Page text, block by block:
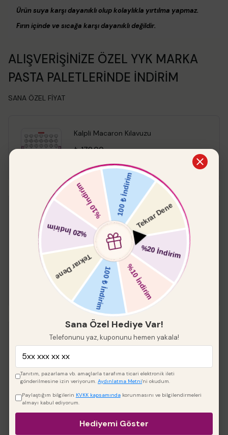
Ürün suya karşı dayanıklı olup kolaylıkla yırtılma yapmaz.
Fırın içinde ve sıcağa karşı dayanıklı değildir.
ALIŞVERİŞİNİZE ÖZEL YYK MARKA
PASTA PALETLERİNDE İNDİRİM
SANA ÖZEL FİYAT
Kalpli Macaron Kılavuzu
₺ 179.00
Pasta Paleti Küt
%15
₺ 549.00
₺ 466.65
Boyut
Keskin Kenar Yuvarlak
Pleksi 2 li
%20
₺ 288.00 ₺ 230.40
Çap
Sana Özel Hediye Var!
Telefonunu yaz, kuponunu hemen yakala!
Tanıtım, pazarlama vb. amaçlarla tarafıma ticari elektronik ileti
gönderilmesine izin veriyorum. Aydınlatma Metni'ni okudum.
Paylaştığım bilgilerin KVKK kapsamındakorunmasını ve bilgilendirmeleri
almayı kabul ediyorum.
Hediyemi Göster